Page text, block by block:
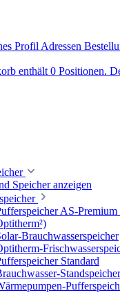
Profil Adressen
enthält 0 Positionen.
Speicher anzeigen
AS-Premium
Brauchwasserspeicher
Standard
Standspeicher